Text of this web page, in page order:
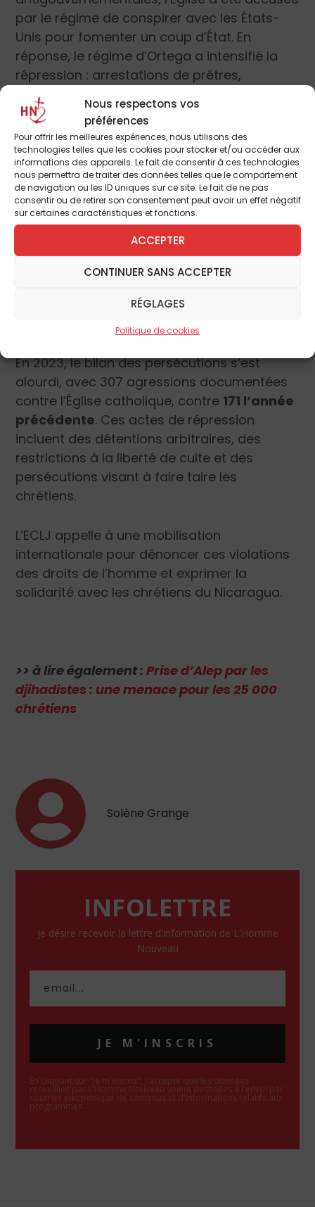
Nous respectons vos
préférences
Pour offrir les meilleures expériences, nous utilisons des
technologies telles que les cookies pour stocker et/ou accéder aux
informations des appareils. Le fait de consentir à ces technologies
nous permettra de traiter des données telles que le comportement
de navigation ou les ID uniques sur ce site. Le fait de ne pas
consentir ou de retirer son consentement peut avoir un effet négatif
sur certaines caractéristiques et fonctions.
ACCEPTER
CONTINUER SANS ACCEPTER
RÉGLAGES
Politique de cookies
par le régime de conspirer avec les États-
Unis pour fomenter un coup d’État. En
réponse, le régime d’Ortega a intensifié la
répression : arrestations de prêtres,
agressions contre des membres du clergé
et fermetures d’églises.
Les tensions se sont aggravées avec les
élections controversées de 2021. L’Église a
dénoncé l’absence de garanties pour des
élections libres, ce qui a conduit Ortega à
durcir encore sa politique répressive. En
2022, après sa réélection, il a fermé de
nombreuses organisations chrétiennes et
critiques du pape dénonçant un régime
En 2023, le bilan des persécutions s’est
alourdi, avec 307 agressions documentées
contre l’Église catholique, contre 171 l’année
précédente. Ces actes de répression
incluent des détentions arbitraires, des
restrictions à la liberté de culte et des
persécutions visant à faire taire les
chrétiens.
L’ECLJ appelle à une mobilisation
internationale pour dénoncer ces violations
des droits de l’homme et exprimer la
solidarité avec les chrétiens du Nicaragua.
>> à lire également :Prise d’Alep par les
djihadistes : une menace pour les 25 000
chrétiens
Solène Grange
INFOLETTRE
Je désire recevoir la lettre d'information de L'Homme
Nouveau
JE M'INSCRIS
En cliquant sur "Je m'inscris", j'accepte que les données
recueillies par L'Homme Nouveau soient destinées à l'envoi par
courrier électronique de contenus et d'informations relatifs aux
programmes.